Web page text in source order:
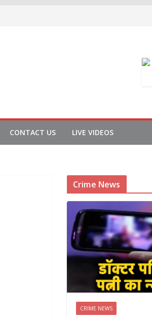
CONTACT US LIVE VIDEOS
Crime News
CRIME NEWS